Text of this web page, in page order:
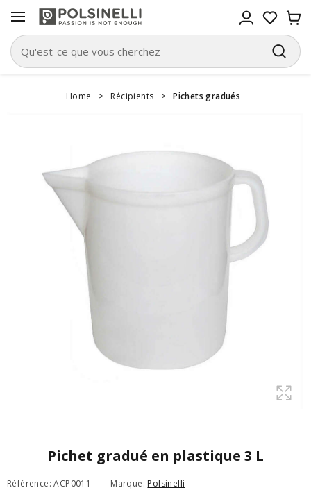
Home > Récipients > Pichets gradués
Pichet gradué en plastique 3 L
Référence: ACP0011 Marque: Polsinelli